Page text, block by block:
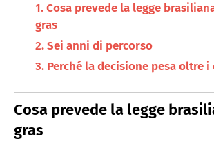
Cosa prevede la legge
gras
Sei anni di percorso
Perché la decisione pesa oltre
Cosa prevede la legge
gras